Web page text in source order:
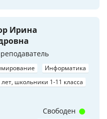
Ирина
Информатика
школьники 1-11 класса
Свободен